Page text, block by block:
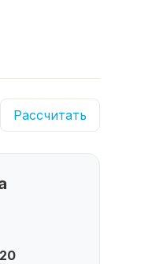
Рассчитать